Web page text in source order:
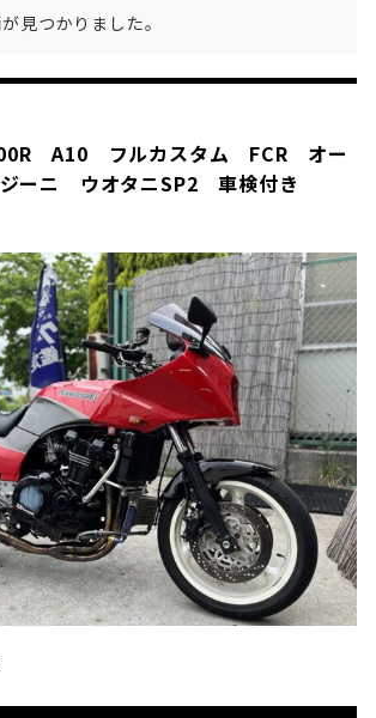
見つかりました。
A10 フルカスタム FCR オー
ーニ ウオタニSP2 車検付き